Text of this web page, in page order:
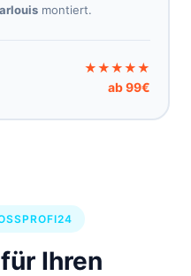
montiert.
★★★★★
ab 99€
Ihren